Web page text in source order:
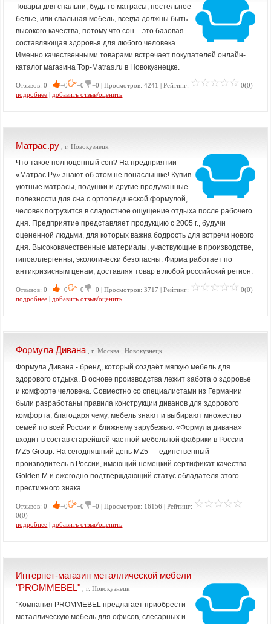
Товары для спальни, будь то матрасы, постельное
белье, или спальная мебель, всегда должны быть
высокого качества, потому что сон – это базовая
составляющая здоровья для любого человека.
Именно качественными товарами встречает покупателей онлайн-
каталог магазина Top-Matras.ru в Новокузнецке.
Отзывов: 0 −0 −0 −0 | Просмотров: 4241 | Рейтинг:
0(0)
подробнее | добавить отзыв/оценить
Матрас.ру , г. Новокузнецк
Что такое полноценный сон? На предприятии
«Матрас.Ру» знают об этом не понаслышке! Купив
уютные матрасы, подушки и другие продуманные
полезности для сна с ортопедической формулой,
человек погрузится в сладостное ощущение отдыха после рабочего
дня. Предприятие представляет продукцию с 2005 г., будучи
оцененной людьми, для которых важна бодрость для встречи нового
дня. Высококачественные материалы, участвующие в производстве,
гипоаллергенны, экологически безопасны. Фирма работает по
антикризисным ценам, доставляя товар в любой российский регион.
Отзывов: 0 −0 −0 −0 | Просмотров: 3717 | Рейтинг:
0(0)
подробнее | добавить отзыв/оценить
Формула Дивана , г. Москва , Новокузнецк
Формула Дивана - бренд, который создаёт мягкую мебель для
здорового отдыха. В основе производства лежит забота о здоровье
и комфорте человека. Совместно со специалистами из Германии
были разработаны правила конструкции диванов для здорового
комфорта, благодаря чему, мебель знают и выбирают множество
семей по всей России и ближнему зарубежью. «Формула дивана»
входит в состав старейшей частной мебельной фабрики в России
MZ5 Group. На сегодняшний день MZ5 — единственный
производитель в России, имеющий немецкий сертификат качества
Golden M и ежегодно подтверждающий статус обладателя этого
престижного знака.
Отзывов: 0 −0 −0
−0 | Просмотров: 16156 | Рейтинг:
0(0)
подробнее | добавить отзыв/оценить
Интернет-магазин металлической мебели
"PROMMEBEL" , г. Новокузнецк
"Компания PROMMEBEL предлагает приобрести
металлическую мебель для офисов, слесарных и